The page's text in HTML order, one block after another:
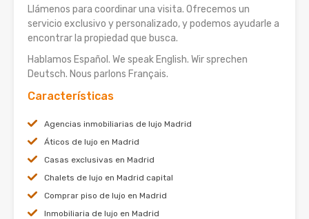
Llámenos para coordinar una visita. Ofrecemos un
servicio exclusivo y personalizado, y podemos ayudarle a
encontrar la propiedad que busca.
Hablamos Español. We speak English. Wir sprechen
Deutsch. Nous parlons Français.
Características
Agencias inmobiliarias de lujo Madrid
Áticos de lujo en Madrid
Casas exclusivas en Madrid
Chalets de lujo en Madrid capital
Comprar piso de lujo en Madrid
Inmobiliaria de lujo en Madrid